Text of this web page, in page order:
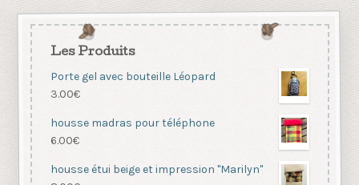
Les Produits
Porte gel avec bouteille Léopard
3.00€
housse madras pour téléphone
6.00€
housse étui beige et impression "Marilyn"